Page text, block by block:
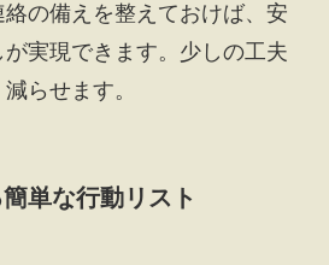
絡の備えを整えておけば、安
実現できます。少しの工夫
らせます。
単な行動リスト